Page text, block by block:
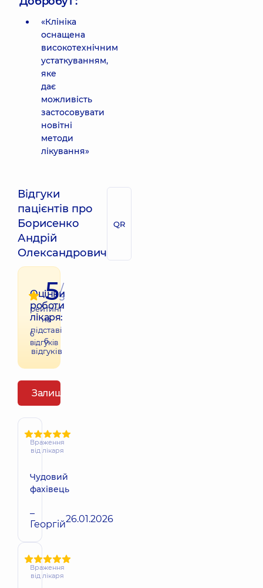
«Клініка
оснащена
високотехнічним
устаткуванням,
яке
дає
можливість
застосовувати
новітні
методи
лікування»
Відгуки
пацієнтів про
Борисенко
Андрій
Олександрович
QR
Оцінки
роботи
лікаря:
6
відгуків
5/
5
рейтинг
на
підставі
6
відгуків
Залишити відгук
Враження
від лікаря
Чудовий
фахівець
–
Георгій26.01.2026
Враження
від лікаря